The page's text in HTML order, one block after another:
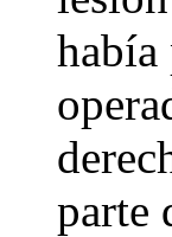
había
parte